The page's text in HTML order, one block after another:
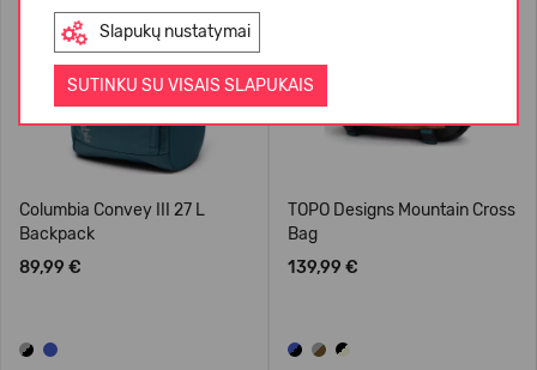
Slapukų nustatymai
SUTINKU SU VISAIS SLAPUKAIS
Columbia Convey III 27 L
Backpack
89,99 €
TOPO Designs Mountain Cross
Bag
139,99 €